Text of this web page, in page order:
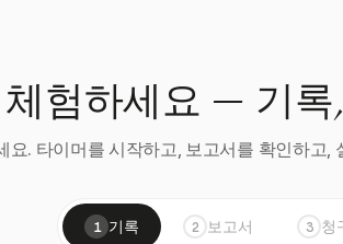
험하세요 — 기록
요. 타이머를 시작하고, 보고서를 확인하고
1 기록 2 보고서 3 청